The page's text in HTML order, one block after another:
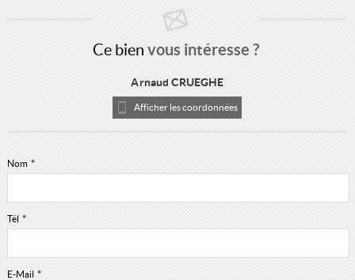
Ce bien vous intéresse ?
Arnaud CRUEGHE
Afficher les coordonnées
Nom *
Tél *
E-Mail *